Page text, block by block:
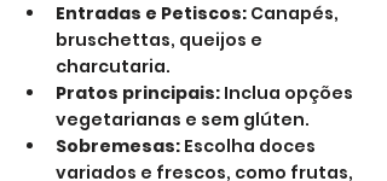
Entradas e Petiscos: Canapés,
bruschettas, queijos e
charcutaria.
Pratos principais: Inclua opções
vegetarianas e sem glúten.
Sobremesas: Escolha doces
variados e frescos, como frutas,